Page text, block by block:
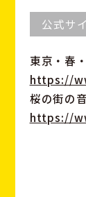
公式サ
東京・春
https://
桜の街の
https://